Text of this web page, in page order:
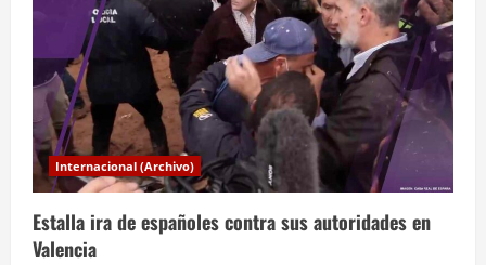
a
d
a
s
Internacional (Archivo)
Estalla ira de españoles contra sus autoridades en
Valencia